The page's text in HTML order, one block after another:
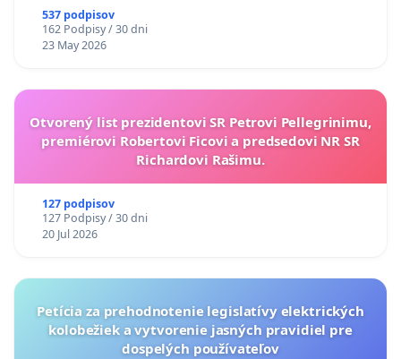
537 podpisov
162 Podpisy / 30 dni
23 May 2026
Otvorený list prezidentovi SR Petrovi Pellegrinimu,
premiérovi Robertovi Ficovi a predsedovi NR SR
Richardovi Rašimu.
127 podpisov
127 Podpisy / 30 dni
20 Jul 2026
Petícia za prehodnotenie legislatívy elektrických
kolobežiek a vytvorenie jasných pravidiel pre
dospelých používateľov